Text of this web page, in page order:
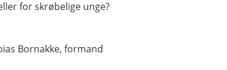
for skrøbelige unge?
Bornakke, formand